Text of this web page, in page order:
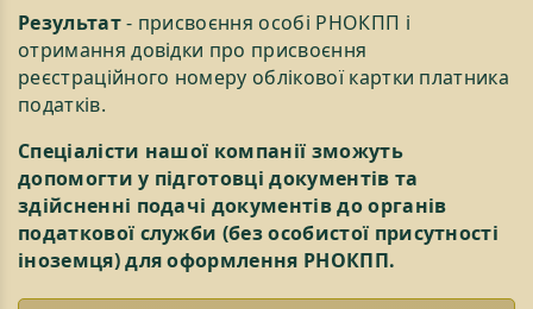
Результат- присвоєння особі РНОКПП і
отримання довідки про присвоєння
реєстраційного номеру облікової картки платника
податків.
Спеціалісти нашої компанії зможуть
допомогти у підготовці документів та
здійсненні подачі документів до органів
податкової служби (без особистої присутності
іноземця) для оформлення РНОКПП.